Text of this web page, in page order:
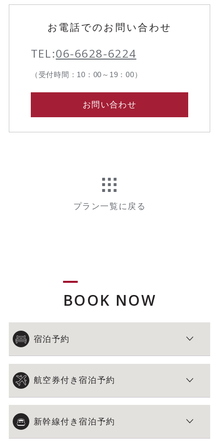
お電話でのお問い合わせ
TEL:06-6628-6224
（受付時間：10：00～19：00）
お問い合わせ
プラン一覧に戻る
BOOK NOW
宿泊予約
航空券付き宿泊予約
新幹線付き宿泊予約